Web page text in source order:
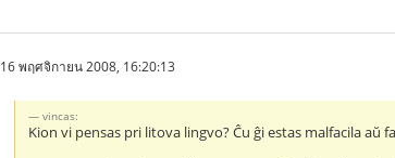
16 พฤศจิกายน 2008, 16:20:13
vincas:
Kion vi pensas pri litova lingvo? Ĉu ĝi estas malfacila aŭ